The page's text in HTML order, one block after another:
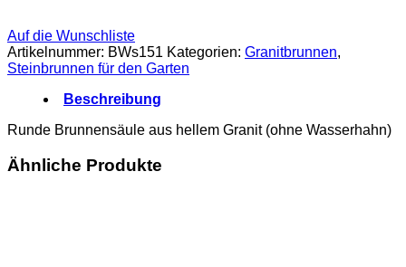
Auf die Wunschliste
Artikelnummer: BWs151 Kategorien: Granitbrunnen,
Steinbrunnen für den Garten
Beschreibung
Runde Brunnensäule aus hellem Granit (ohne Wasserhahn)
Ähnliche Produkte